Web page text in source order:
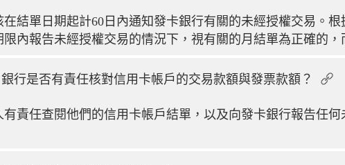
在結單日期起計60日內通知發卡銀行有關的未經授權交易。根
限內報告未經授權交易的情況下，視有關的月結單為正確的
銀行是否有責任核對信用卡帳戶的交易款額與發票款額？
有責任查閱他們的信用卡帳戶結單，以及向發卡銀行報告任